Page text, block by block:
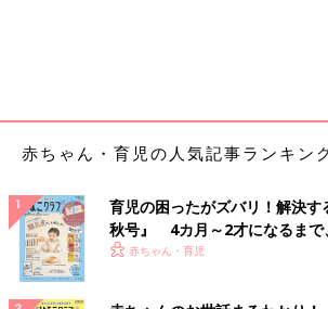
赤ちゃん・育児の人気記事ランキン
育児の困ったがズバリ！解決す
秋号』 4カ月～2才になるまで
いっぱい！
赤ちゃん・育児